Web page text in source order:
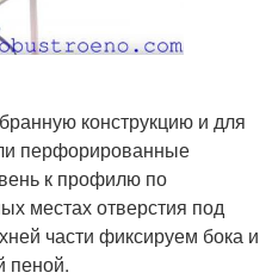
конструкцию и для
перфорированные
к профилю по
местах отверстия под
части фиксируем бока и
пеной.